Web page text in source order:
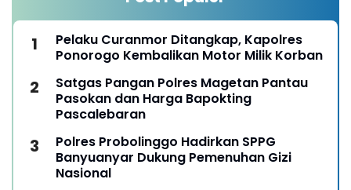
Pelaku Curanmor Ditangkap, Kapolres
Ponorogo Kembalikan Motor Milik Korban
Satgas Pangan Polres Magetan Pantau
Pasokan dan Harga Bapokting
Pascalebaran
Polres Probolinggo Hadirkan SPPG
Banyuanyar Dukung Pemenuhan Gizi
Nasional